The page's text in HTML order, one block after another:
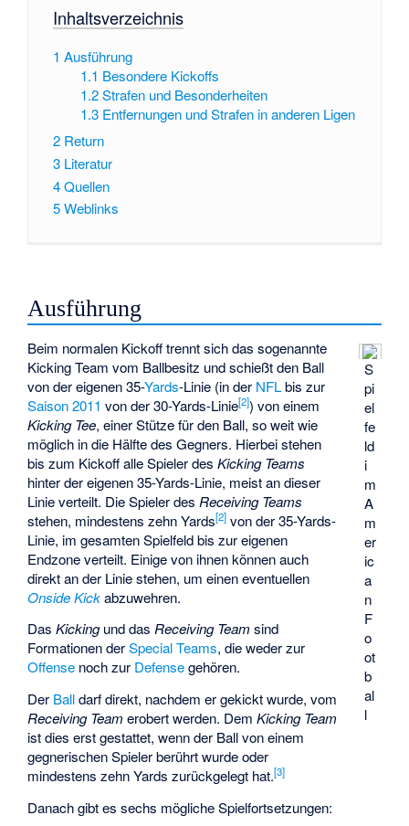
Inhaltsverzeichnis
1 Ausführung
1.1 Besondere Kickoffs
1.2 Strafen und Besonderheiten
1.3 Entfernungen und Strafen in anderen Ligen
2 Return
3 Literatur
4Quellen
5Weblinks
Ausführung
S
pi
el
fe
ld
i
m
A
m
er
ic
a
n
F
o
ot
b
al
l
Beim normalen Kickoff trennt sich das sogenannte
Kicking Team vom Ballbesitz und schießt den Ball
von der eigenen 35-Yards-Linie (in der NFLbis zur
Saison 2011 von der 30-Yards-Linie[2]) von einem
Kicking Tee, einer Stütze für den Ball, so weit wie
möglich in die Hälfte des Gegners. Hierbei stehen
bis zum Kickoff alle Spieler desKicking Teams
hinter der eigenen 35-Yards-Linie, meist an dieser
Linie verteilt. Die Spieler des Receiving Teams
stehen, mindestens zehn Yards[2] von der 35-Yards-
Linie, im gesamten Spielfeld bis zur eigenen
Endzone verteilt. Einige von ihnen können auch
direkt an der Linie stehen, um einen eventuellen
Onside Kickabzuwehren.
DasKickingund dasReceiving Team sind
Formationen derSpecial Teams, die weder zur
Offense noch zur Defensegehören.
Der Balldarf direkt, nachdem er gekickt wurde, vom
Receiving Team erobert werden. DemKicking Team
ist dies erst gestattet, wenn der Ball von einem
gegnerischen Spieler berührt wurde oder
mindestens zehn Yards zurückgelegt hat.[3]
Danach gibt es sechs mögliche Spielfortsetzungen: